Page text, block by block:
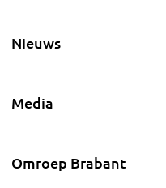
Nieuws
Media
Omroep Brabant